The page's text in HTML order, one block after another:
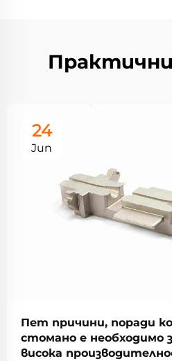
24
Jun
Пет причини, поради
стомано е необходимо
висока